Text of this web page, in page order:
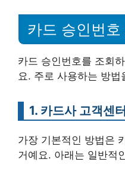
카드 승인번호
카드 승인번호를 조회
요. 주로 사용하는 방법
1. 카드사 고객센
가장 기본적인 방법은
거예요. 아래는 일반적